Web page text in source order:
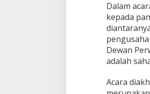
Dalam
kepada
Dewan
adalah
Acara